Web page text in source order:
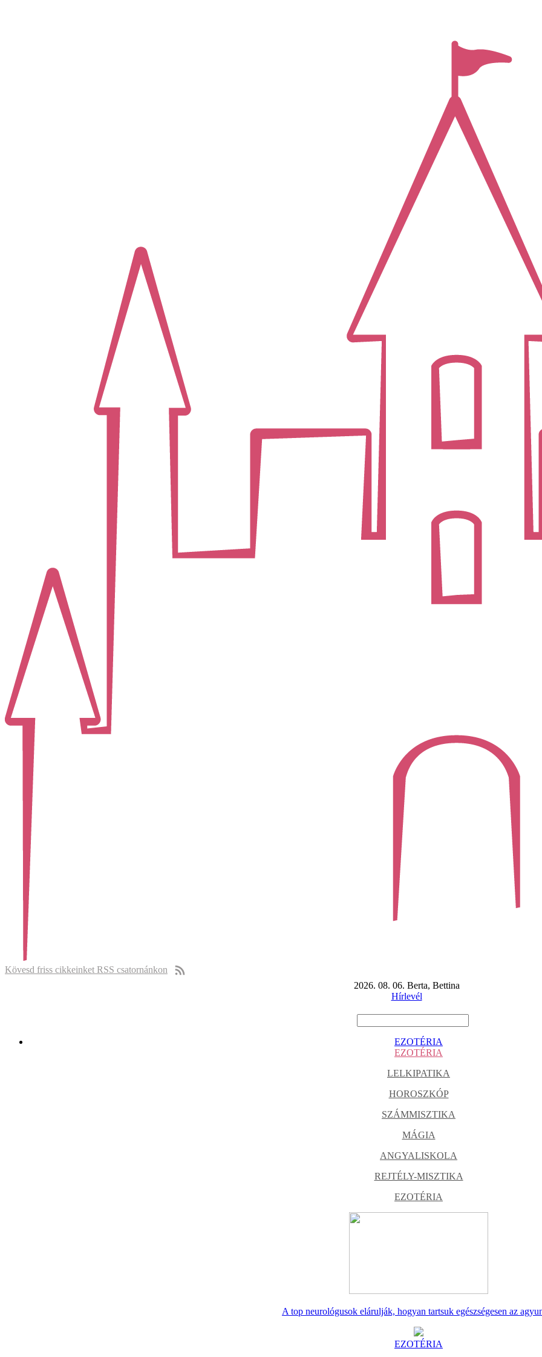
Kövesd friss cikkeinket RSS csatornánkon
2026. 08. 06. Berta, Bettina
Hírlevél
EZOTÉRIA
EZOTÉRIA
LELKIPATIKA
HOROSZKÓP
SZÁMMISZTIKA
MÁGIA
ANGYALISKOLA
REJTÉLY-MISZTIKA
EZOTÉRIA
A top neurológusok elárulják, hogyan tartsuk egészségesen az
EZOTÉRIA